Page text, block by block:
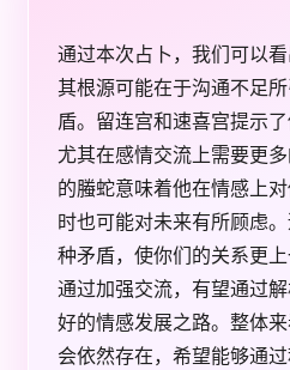
通过本次占卜，我们可以看
其根源可能在于沟通不足
盾。留连宫和速喜宫提示了
尤其在感情交流上需要更
的螣蛇意味着他在情感上
时也可能对未来有所顾虑
种矛盾，使你们的关系更上
通过加强交流，有望通过
好的情感发展之路。整体
会依然存在，希望能够通